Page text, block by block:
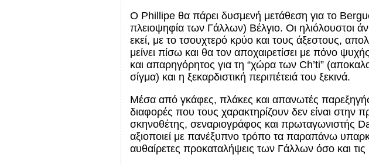
Ο Phillipe θα πάρει δυσμενή μετάθεση για το
πλειοψηφία των Γάλλων) Βέλγιο. Οι ηλιόλουστοι
εκεί, με το τσουχτερό κρύο και τους άξεστους,
μείνει πίσω και θα τον αποχαιρετίσει με πόνο
και απαρηγόρητος για τη “χώρα των Ch’ti”
σίγμα) και η ξεκαρδιστική περιπέτειά του ξεκινά.
Μέσα από γκάφες, πλάκες και απανωτές
διαφορές που τους χαρακτηρίζουν δεν είναι
σκηνοθέτης, σεναριογράφος και πρωταγωνιστής
αξιοποιεί με πανέξυπνο τρόπο τα παραπάνω
αυθαίρετες προκαταλήψεις των Γάλλων όσο και